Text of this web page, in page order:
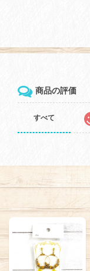
商品の評価
すべて